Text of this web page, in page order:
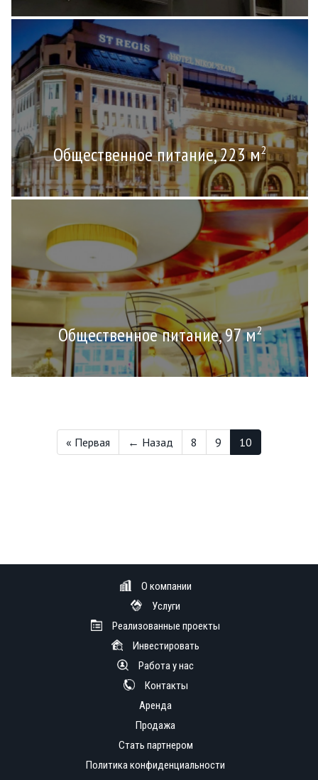
Общественное питание, 223 м2
Общественное питание, 97 м2
« Первая ← Назад 8 9 10
О компании
Услуги
Реализованные проекты
Инвестировать
Работа у нас
Контакты
Аренда
Продажа
Стать партнером
Политика конфиденциальности